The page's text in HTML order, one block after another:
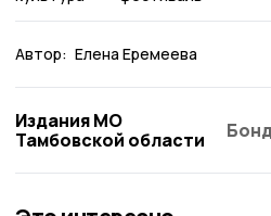
Автор: Елена Еремеева
Издания МО
Тамбовской области